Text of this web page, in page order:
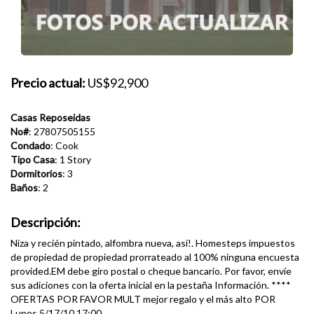
Precio actual: US$92,900
Casas Reposeidas
No#: 27807505155
Condado: Cook
Tipo Casa: 1 Story
Dormitorios: 3
Baños: 2
Descripción:
Niza y recién pintado, alfombra nueva, así!. Homesteps impuestos
de propiedad de propiedad prorrateado al 100% ninguna encuesta
provided.EM debe giro postal o cheque bancario. Por favor, envíe
sus adiciones con la oferta inicial en la pestaña Información. ****
OFERTAS POR FAVOR MULT mejor regalo y el más alto POR